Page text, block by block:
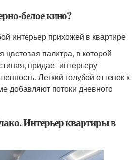
белое кино?
интерьер прихожей в квартире
палитра, в которой
придает интерьеру
Легкий голубой оттенок к
добавляют потоки дневного
Интерьер квартиры в